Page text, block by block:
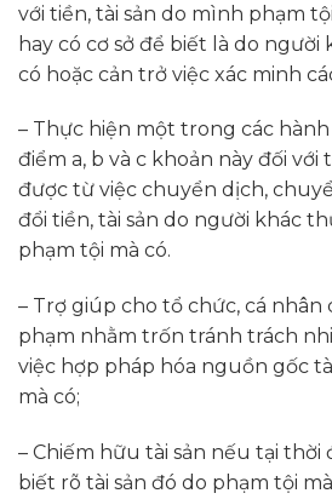
với tiền, tài sản do mình phạm
hay có cơ sở để biết là do người
có hoặc cản trở việc xác minh
– Thực hiện một trong các
điểm a, b và c khoản này đối với
được từ việc chuyển dịch,
đổi tiền, tài sản do người khác
phạm tội mà có.
– Trợ giúp cho tổ chức, cá nhân
phạm nhằm trốn tránh trách
việc hợp pháp hóa nguồn gốc
mà có;
– Chiếm hữu tài sản nếu tại thời
biết rõ tài sản đó do phạm tội